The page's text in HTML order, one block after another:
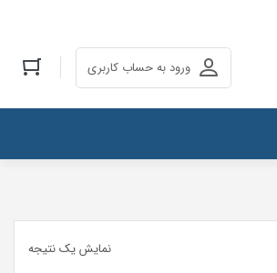
ورود به حساب کاربری
نمایش یک نتیجه